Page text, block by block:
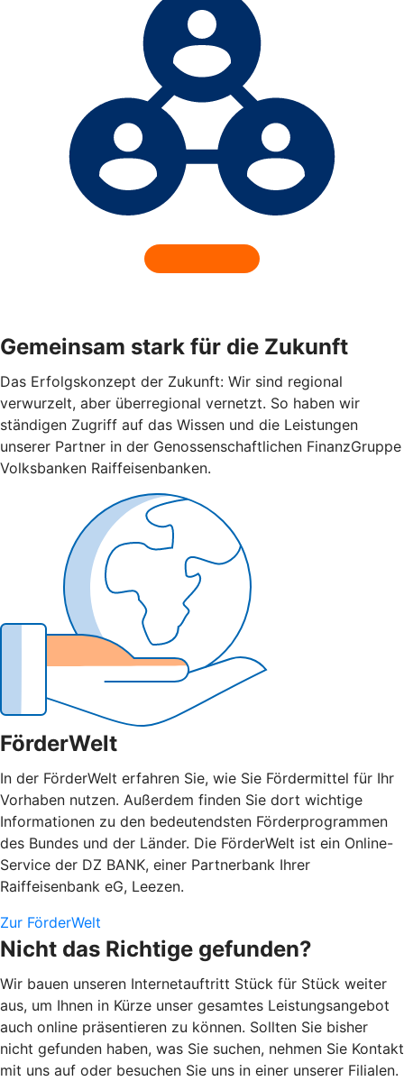
Gemeinsam stark für die Zukunft
Das Erfolgskonzept der Zukunft: Wir sind regional
verwurzelt, aber überregional vernetzt. So haben wir
ständigen Zugriff auf das Wissen und die Leistungen
unserer Partner in der Genossenschaftlichen FinanzGruppe
Volksbanken Raiffeisenbanken.
FörderWelt
In der FörderWelt erfahren Sie, wie Sie Fördermittel für Ihr
Vorhaben nutzen. Außerdem finden Sie dort wichtige
Informationen zu den bedeutendsten Förderprogrammen
des Bundes und der Länder. Die FörderWelt ist ein Online-
Service der DZ BANK, einer Partnerbank Ihrer
Raiffeisenbank eG, Leezen.
Zur FörderWelt
Nicht das Richtige gefunden?
Wir bauen unseren Internetauftritt Stück für Stück weiter
aus, um Ihnen in Kürze unser gesamtes Leistungsangebot
auch online präsentieren zu können. Sollten Sie bisher
nicht gefunden haben, was Sie suchen, nehmen Sie Kontakt
mit uns auf oder besuchen Sie uns in einer unserer Filialen.